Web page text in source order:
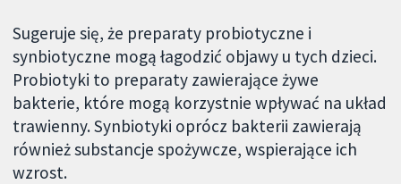
Sugeruje się, że preparaty probiotyczne i
synbiotyczne mogą łagodzić objawy u tych dzieci.
Probiotyki to preparaty zawierające żywe
bakterie, które mogą korzystnie wpływać na układ
trawienny. Synbiotyki oprócz bakterii zawierają
również substancje spożywcze, wspierające ich
wzrost.